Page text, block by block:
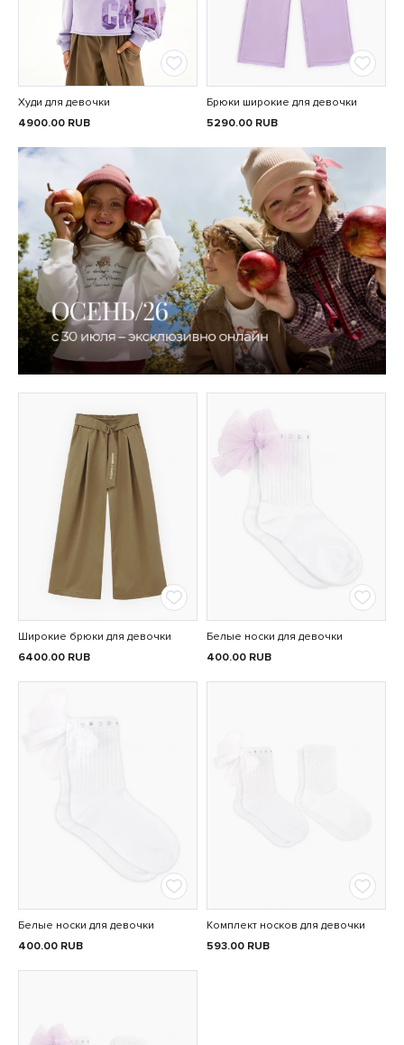
Худи для девочки
4900.00 RUB
Брюки широкие для девочки
5290.00 RUB
Широкие брюки для девочки
6400.00 RUB
Белые носки для девочки
400.00 RUB
Белые носки для девочки
400.00 RUB
Комплект носков для девочки
593.00 RUB